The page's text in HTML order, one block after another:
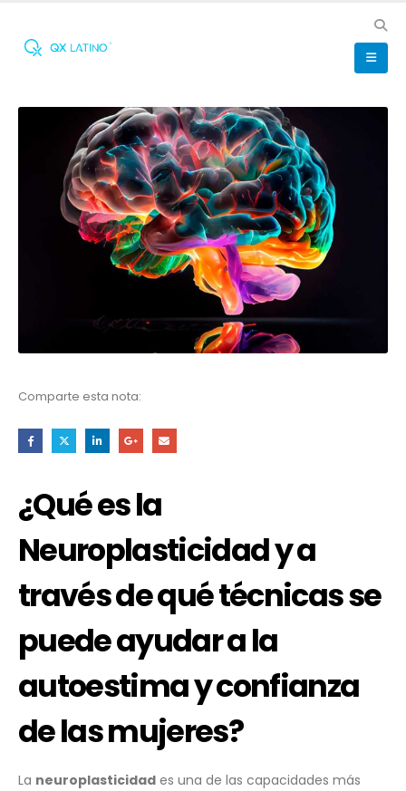
Comparte esta nota:
¿Qué es la
Neuroplasticidad y a
través de qué técnicas se
puede ayudar a la
autoestima y confianza
de las mujeres?
La neuroplasticidad es una de las capacidades más